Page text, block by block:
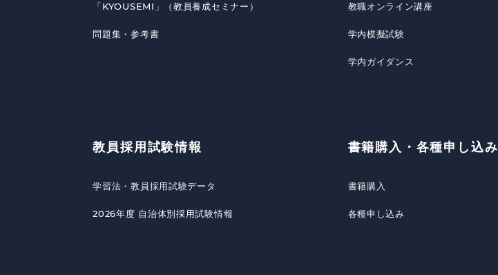
「KYOUSEMI」（教員養成セミナー）
問題集・参考書
教員採用試験情報
学習法・教員採用試験データ
2026年度 自治体別採用試験情報
教職オンライン講座
学内模擬試験
学内ガイダンス
書籍購入・各種申し込み
書籍購入
各種申し込み